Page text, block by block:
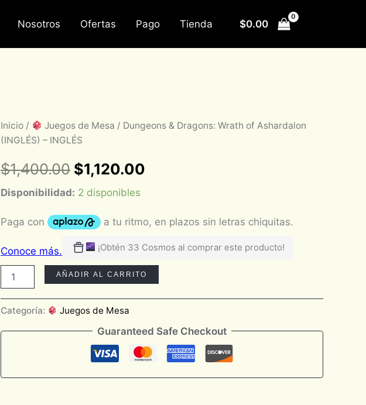
Nosotros Ofertas Pago Tienda $0.00
Inicio/ Juegos de Mesa / Dungeons & Dragons: Wrath of Ashardalon
(INGLÉS) – INGLÉS
$1,400.00
Original
was:
$1,400.00.
$1,120.00
Current
Disponibilidad: 2 disponibles
¡Obtén 33 Cosmos al comprar este producto!
Dungeons
&
Dragons:
of
(INGLÉS)
INGLÉS
cantidad
AÑADIR AL CARRITO
Categoría: Juegos de Mesa
Guaranteed Safe Checkout